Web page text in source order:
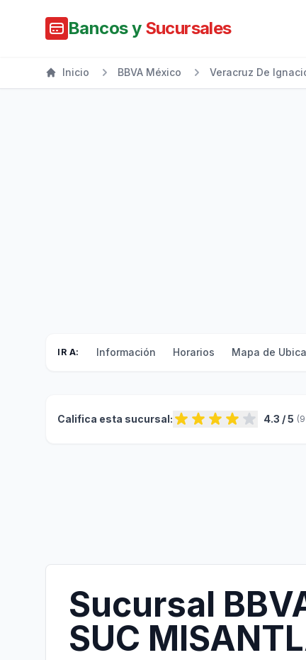
Bancos y Sucursales
Inicio BBVA México Veracruz De
IR A: Información Horarios Mapa de
Califica esta sucursal: 4.3 / 5
Sucursal
SUC